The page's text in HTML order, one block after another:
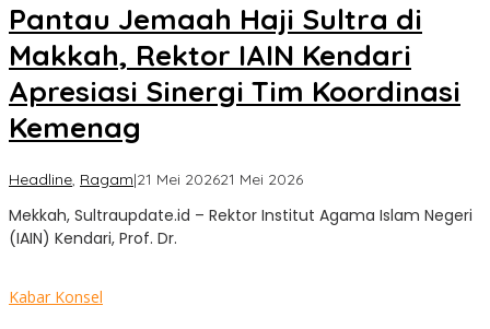
Pantau Jemaah Haji Sultra di
Makkah, Rektor IAIN Kendari
Apresiasi Sinergi Tim Koordinasi
Kemenag
Headline, Ragam|21 Mei 202621 Mei 2026oleh
Update
Mekkah, Sultraupdate.id – Rektor Institut Agama Islam Negeri
(IAIN) Kendari, Prof. Dr.
Kabar Konsel